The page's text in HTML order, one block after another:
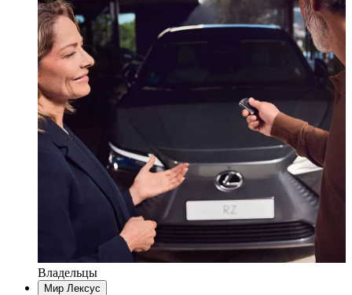
Владельцы
Мир Лексус